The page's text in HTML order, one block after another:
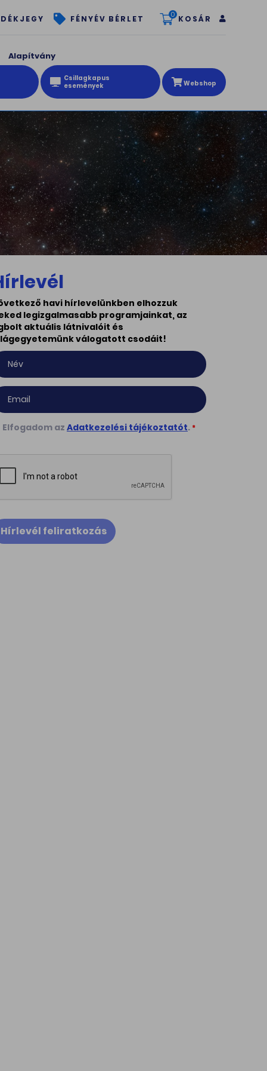
FÉNYÉV BÉRLET 0 KOSÁR
Alapítvány
Csillagkapus
események
Webshop
havi hírlevelünkben elhozzuk
legizgalmasabb programjainkat, az
aktuális látnivalóit és
válogatott csodáit!
Elfogadom az Adatkezelési tájékoztatót. *
Hírlevél feliratkozás